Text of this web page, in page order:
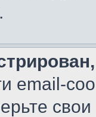
email-